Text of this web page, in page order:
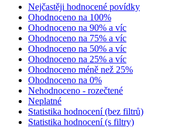
Nejčastěji hodnocené povídky
Ohodnoceno na 100%
Ohodnoceno na 90% a víc
Ohodnoceno na 75% a víc
Ohodnoceno na 50% a víc
Ohodnoceno na 25% a víc
Ohodnoceno méně než 25%
Ohodnoceno na 0%
Nehodnoceno - rozečtené
Neplatné
Statistika hodnocení (bez filtrů)
Statistika hodnocení (s filtry)